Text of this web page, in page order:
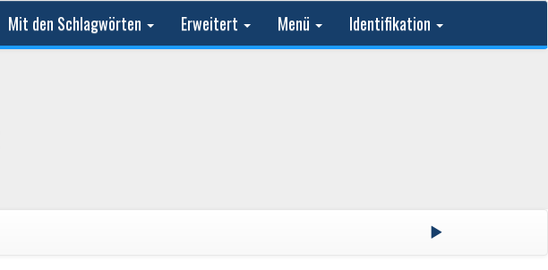
Mit den Schlagwörten Erweitert Menü Identifikation